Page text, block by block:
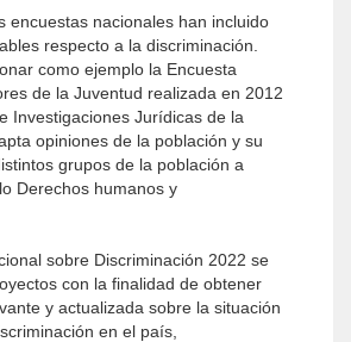
encuestas nacionales han incluido
respecto a la discriminación.
como ejemplo la Encuesta
de la Juventud realizada en 2012
Investigaciones Jurídicas de la
opiniones de la población y su
grupos de la población a
Derechos humanos y
sobre Discriminación 2022 se
con la finalidad de obtener
y actualizada sobre la situación
en el país,